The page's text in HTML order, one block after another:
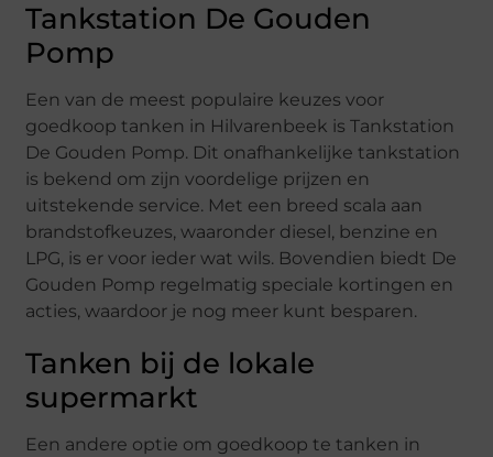
Tankstation De Gouden
Pomp
Een van de meest populaire keuzes voor
goedkoop tanken in Hilvarenbeek is Tankstation
De Gouden Pomp. Dit onafhankelijke tankstation
is bekend om zijn voordelige prijzen en
uitstekende service. Met een breed scala aan
brandstofkeuzes, waaronder diesel, benzine en
LPG, is er voor ieder wat wils. Bovendien biedt De
Gouden Pomp regelmatig speciale kortingen en
acties, waardoor je nog meer kunt besparen.
Tanken bij de lokale
supermarkt
Een andere optie om goedkoop te tanken in